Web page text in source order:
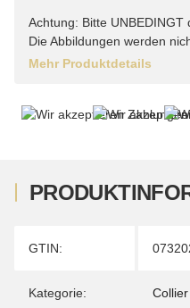
Achtung: Bitte
Die Abbildungen werden
Mehr Produktdetails
Produkteigenschaft
Wert
GTIN:
Kategorie: